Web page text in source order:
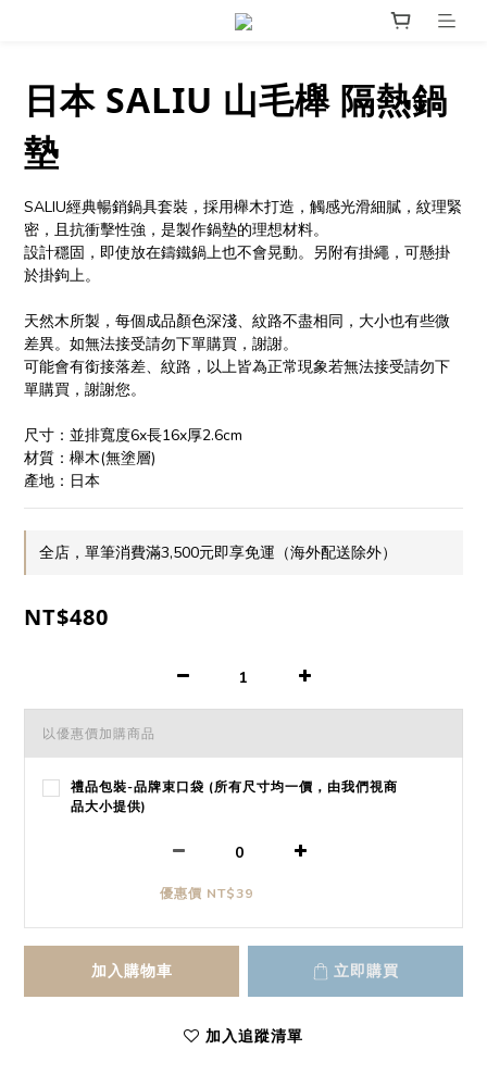
日本 SALIU 山毛櫸 隔熱鍋
墊
SALIU經典暢銷鍋具套裝，採用櫸木打造，觸感光滑細膩，紋理緊
密，且抗衝擊性強，是製作鍋墊的理想材料。
設計穩固，即使放在鑄鐵鍋上也不會晃動。另附有掛繩，可懸掛
於掛鉤上。
天然木所製，每個成品顏色深淺、紋路不盡相同，大小也有些微
差異。如無法接受請勿下單購買，謝謝。
可能會有銜接落差、紋路，以上皆為正常現象若無法接受請勿下
單購買，謝謝您。
尺寸：並排寬度6x長16x厚2.6cm
材質：櫸木(無塗層)
產地：日本
全店，單筆消費滿3,500元即享免運（海外配送除外）
NT$480
以優惠價加購商品
禮品包裝-品牌束口袋 (所有尺寸均一價，由我們視商
品大小提供)
優惠價 NT$39
加入購物車 立即購買
加入追蹤清單